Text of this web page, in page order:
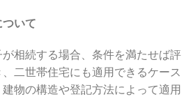
いて
相続する場合、条件を満たせば評
二世帯住宅にも適用できるケース
物の構造や登記方法によって適用